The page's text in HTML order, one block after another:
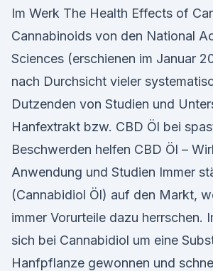
Im Werk The Health Effects of
Cannabinoids von den National
Sciences (erschienen im Januar
nach Durchsicht vieler
Dutzenden von Studien und
Hanfextrakt bzw. CBD Öl bei
Beschwerden helfen CBD Öl –
Anwendung und Studien Immer
(Cannabidiol Öl) auf den Markt,
immer Vorurteile dazu herrschen.
sich bei Cannabidiol um eine
Hanfpflanze gewonnen und